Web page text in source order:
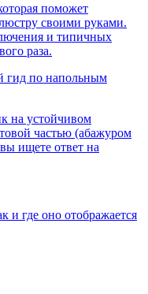
поможет
своими руками.
и типичных
раза.
гид по напольным
на устойчивом
частью (абажуром
ищете ответ на
и где оно отображается